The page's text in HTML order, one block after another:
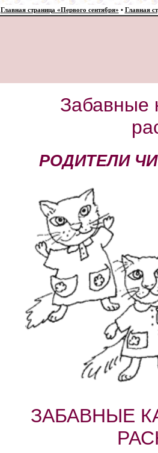
Главная страница «Первого сентября» • Главная
Забавные
РОДИТЕЛИ
ЗАБАВНЫЕ